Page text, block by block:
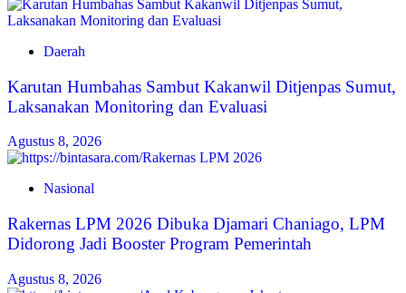
Daerah
Karutan Humbahas Sambut Kakanwil Ditjenpas Sumut,
Laksanakan Monitoring dan Evaluasi
Agustus 8, 2026
Nasional
Rakernas LPM 2026 Dibuka Djamari Chaniago, LPM
Didorong Jadi Booster Program Pemerintah
Agustus 8, 2026